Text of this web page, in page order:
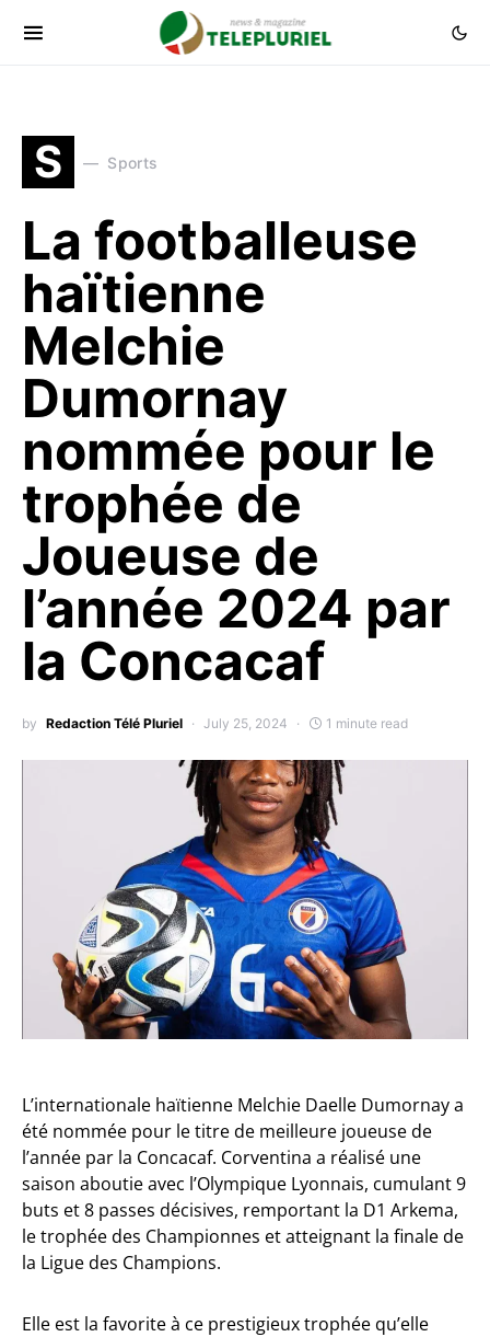
S Sports
La footballeuse
haïtienne
Melchie
Dumornay
nommée pour le
trophée de
Joueuse de
l’année 2024 par
la Concacaf
by Redaction Télé Pluriel July 25, 2024 1 minute read
L’internationale haïtienne Melchie Daelle Dumornay a
été nommée pour le titre de meilleure joueuse de
l’année par la Concacaf. Corventina a réalisé une
saison aboutie avec l’Olympique Lyonnais, cumulant 9
buts et 8 passes décisives, remportant la D1 Arkema,
le trophée des Championnes et atteignant la finale de
la Ligue des Champions.
Elle est la favorite à ce prestigieux trophée qu’elle